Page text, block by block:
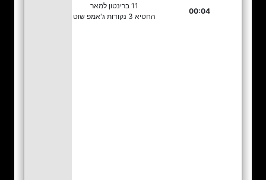
00:04
11 ברינטון למאר
החטיא 3 נקודות ג'אמפ שוט